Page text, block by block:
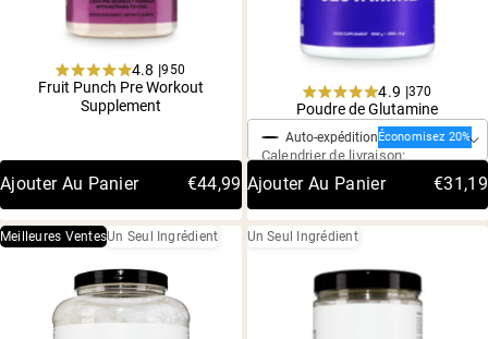
Rated
4.8
out
4.8 |950
Fruit Punch Pre Workout
Supplement
Ajouter Au Panier €44,99
Rated
4.9
out
of
5
stars
4.9 |370
Poudre de Glutamine
Achat ponctuel
Auto-expédition Économisez 20%
Calendrier de livraison:
Ajouter Au Panier €31,19
Meilleures VentesUn Seul Ingrédient Un Seul Ingrédient